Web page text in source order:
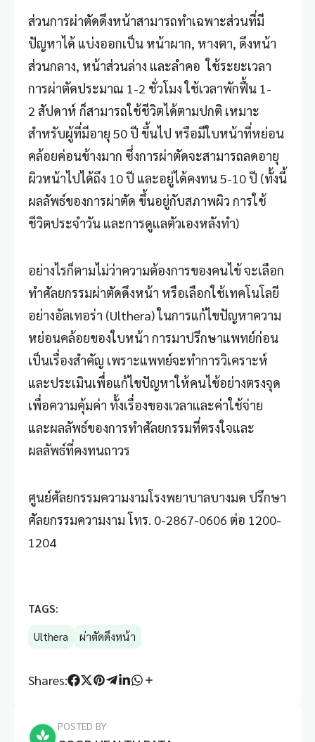
ส่วนการผ่าตัดดึงหน้าสามารถทำเฉพาะส่วนที่มี
ปัญหาได้ แบ่งออกเป็น หน้าผาก, หางตา, ดึงหน้า
ส่วนกลาง, หน้าส่วนล่าง และลำคอ ใช้ระยะเวลา
การผ่าตัดประมาณ 1-2 ชั่วโมง ใช้เวลาพักฟื้น 1-
2 สัปดาห์ ก็สามารถใช้ชีวิตได้ตามปกติ เหมาะ
สำหรับผู้ที่มีอายุ 50 ปี ขึ้นไป หรือมีใบหน้าที่หย่อน
คล้อยค่อนข้างมาก ซึ่งการผ่าตัดจะสามารถลดอายุ
ผิวหน้าไปได้ถึง 10 ปี และอยู่ได้คงทน 5-10 ปี (ทั้งนี้
ผลลัพธ์ของการผ่าตัด ขึ้นอยู่กับสภาพผิว การใช้
ชีวิตประจำวัน และการดูแลตัวเองหลังทำ)
อย่างไรก็ตามไม่ว่าความต้องการของคนไข้ จะเลือก
ทำศัลยกรรมผ่าตัดดึงหน้า หรือเลือกใช้เทคโนโลยี
อย่างอัลเทอร่า (Ulthera) ในการแก้ไขปัญหาความ
หย่อนคล้อยของใบหน้า การมาปรึกษาแพทย์ก่อน
เป็นเรื่องสำคัญ เพราะแพทย์จะทำการวิเคราะห์
และประเมินเพื่อแก้ไขปัญหาให้คนไข้อย่างตรงจุด
เพื่อความคุ้มค่า ทั้งเรื่องของเวลาและค่าใช้จ่าย
และผลลัพธ์ของการทำศัลยกรรมที่ตรงใจและ
ผลลัพธ์ที่คงทนถาวร
ศูนย์ศัลยกรรมความงามโรงพยาบาลบางมด ปรึกษา
ศัลยกรรมความงาม โทร. 0-2867-0606 ต่อ 1200-
1204
TAGS:
Ulthera
ผ่าตัดดึงหน้า
Shares:
POSTED BY